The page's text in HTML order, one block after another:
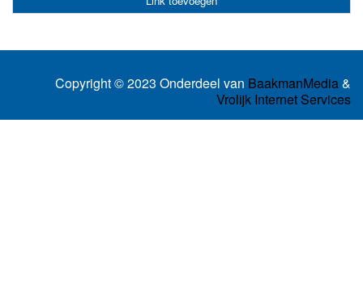
Copyright © 2023 Onderdeel van BaakmanMedia&
Vrolijk Internet Services